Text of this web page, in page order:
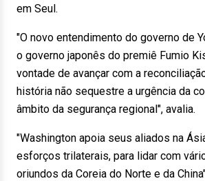
em Seul.
"O novo entendimento do governo de
o governo japonês do premiê Fumio
vontade de avançar com a
história não sequestre a urgência da
âmbito da segurança regional", avalia.
"Washington apoia seus aliados na
esforços trilaterais, para lidar com
oriundos da Coreia do Norte e da